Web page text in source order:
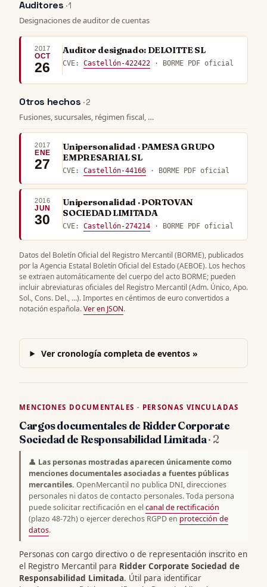
Auditores · 1
Designaciones de auditor de cuentas
2017
OCT
26
Auditor designado: DELOITTE SL
CVE:Castellón-422422 · BORME PDF oficial
Otros hechos · 2
Fusiones, sucursales, régimen fiscal, …
2017
ENE
27
Unipersonalidad · PAMESA GRUPO
EMPRESARIAL SL
CVE:Castellón-44166 · BORME PDF oficial
2016
JUN
30
Unipersonalidad · PORTOVAN
SOCIEDAD LIMITADA
CVE:Castellón-274214 · BORME PDF oficial
Datos del Boletín Oficial del Registro Mercantil (BORME), publicados
por la Agencia Estatal Boletín Oficial del Estado (AEBOE). Los hechos
se extraen automáticamente del cuerpo del acto BORME; pueden
incluir abreviaturas oficiales del Registro Mercantil (Adm. Único, Apo.
Sol., Cons. Del., …). Importes en céntimos de euro convertidos a
notación española.Ver en JSON.
Ver cronología completa de eventos »
MENCIONES DOCUMENTALES · PERSONAS VINCULADAS
Cargos documentales de Ridder Corporate
Sociedad de Responsabilidad Limitada· 2
👤 Las personas mostradas aparecen únicamente como
menciones documentales asociadas a fuentes públicas
mercantiles. OpenMercantil no publica DNI, direcciones
personales ni datos de contacto personales. Toda persona
puede solicitar rectificación en elcanal de rectificación
(plazo 48-72h) o ejercer derechos RGPD en protección de
datos.
Personas con cargo directivo o de representación inscrito en
el Registro Mercantil para Ridder Corporate Sociedad de
Responsabilidad Limitada. Útil para identificar